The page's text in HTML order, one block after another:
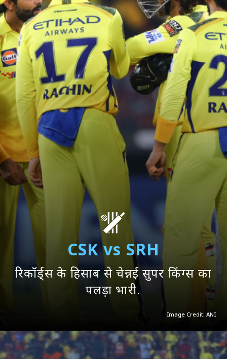
Image Credit: ANI
CSK vs SRH
रिकॉर्ड्स के हिसाब से चेन्नई सुपर किंग्स का
पलड़ा भारी.